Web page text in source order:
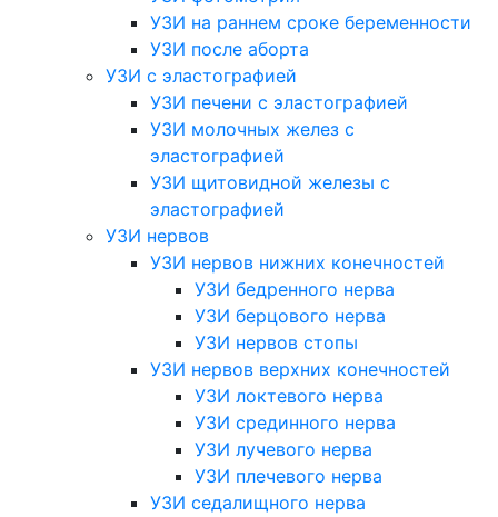
УЗИ на раннем сроке беременности
УЗИ после аборта
УЗИ с эластографией
УЗИ печени с эластографией
УЗИ молочных желез с
эластографией
УЗИ щитовидной железы с
эластографией
УЗИ нервов
УЗИ нервов нижних конечностей
УЗИ бедренного нерва
УЗИ берцового нерва
УЗИ нервов стопы
УЗИ нервов верхних конечностей
УЗИ локтевого нерва
УЗИ срединного нерва
УЗИ лучевого нерва
УЗИ плечевого нерва
УЗИ седалищного нерва